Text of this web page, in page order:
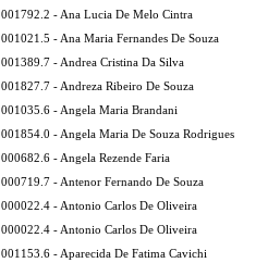
001792.2 - Ana Lucia De Melo Cintra
001021.5 - Ana Maria Fernandes De Souza
001389.7 - Andrea Cristina Da Silva
001827.7 - Andreza Ribeiro De Souza
001035.6 - Angela Maria Brandani
001854.0 - Angela Maria De Souza Rodrigues
000682.6 - Angela Rezende Faria
000719.7 - Antenor Fernando De Souza
000022.4 - Antonio Carlos De Oliveira
000022.4 - Antonio Carlos De Oliveira
001153.6 - Aparecida De Fatima Cavichi